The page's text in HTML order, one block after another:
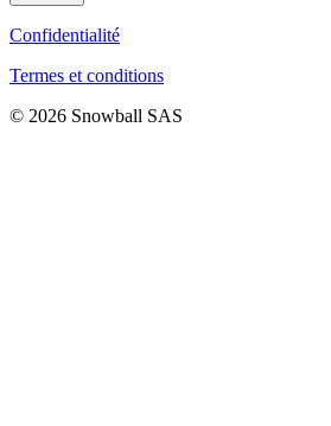
Confidentialité
Termes et conditions
© 2026 Snowball SAS